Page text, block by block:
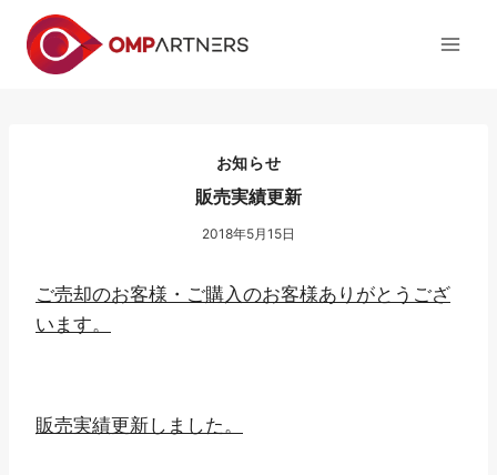
お知らせ
販売実績更新
2018年5月15日
ご売却のお客様・ご購入のお客様ありがとうござ
います。
販売実績更新しました。